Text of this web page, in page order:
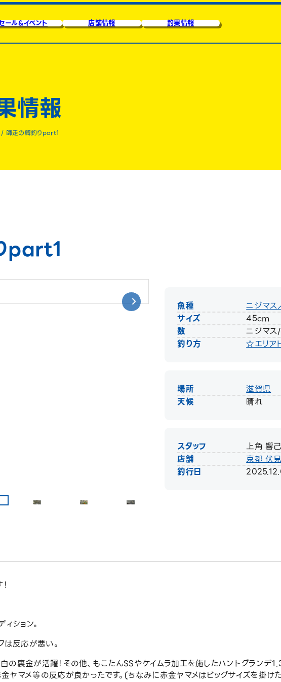
ール&イベント 店舗情報 釣果情報
情報
/ 師走の鱒釣りpart1
part1
魚種
ニジマス
サイズ
45cm
数
ニジマス
釣り方
☆エリア
場所
滋賀県
天候
晴れ
スタッフ
上角 響己
店舗
京都 伏
釣行日
ション。
は反応が悪い。
の裏金が活躍！その他、もこたんSSやケイムラ加工を施したハントグランデ
ヤマメ等の反応が良かったです。(ちなみに赤金ヤマメはビッグサイズを掛け